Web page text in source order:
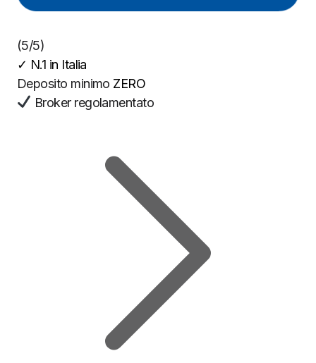
(5/5)
✓ N.1 in Italia
Deposito minimo ZERO
Broker regolamentato